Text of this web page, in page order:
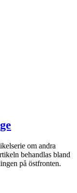
om andra
behandlas bland
på östfronten.